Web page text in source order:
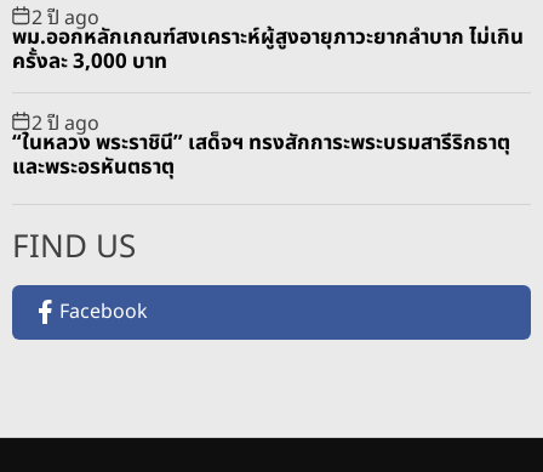
2 ปี ago
พม.ออกหลักเกณฑ์สงเคราะห์ผู้สูงอายุภาวะยากลำบาก ไม่เกิน
ครั้งละ 3,000 บาท
2 ปี ago
“ในหลวง พระราชินี” เสด็จฯ ทรงสักการะพระบรมสารีริกธาตุ
และพระอรหันตธาตุ
FIND US
Facebook